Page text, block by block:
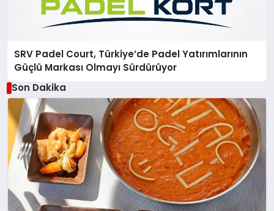
SRV Padel Court, Türkiye’de Padel Yatırımlarının
Güçlü Markası Olmayı Sürdürüyor
Son Dakika